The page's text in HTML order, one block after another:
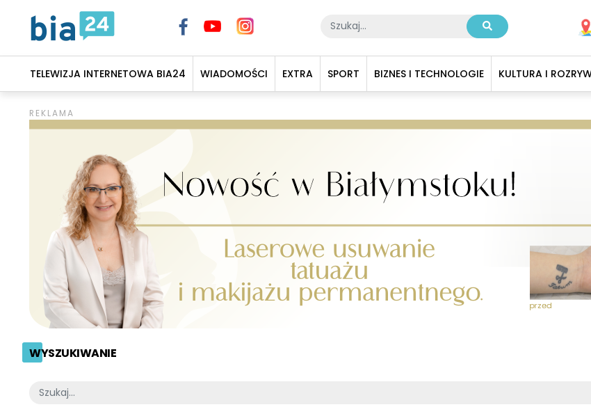
TELEWIZJA INTERNETOWA BIA24 WIADOMOŚCI EXTRA SPORT BIZNES I TECHNOLOGIE KULTURA I
WYSZUKIWANIE